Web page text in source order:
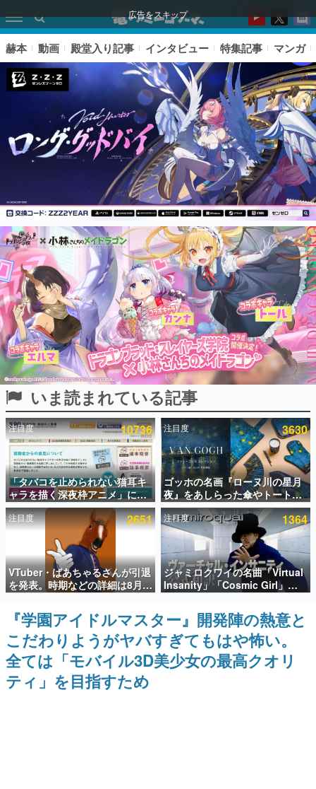
広告をスキップ
ピックアップ
電ファミのいま読まれている記事ランキング
アプリセール情報
インタビュー
連載・特集一覧
殿堂入り記事
SNS拡散数が数千以上！ ページビュー数万以上！ などな
ど。多くの人々に読まれた、電ファミ渾身の“殿堂入り”記
事をまとめました。
ゲームの企画書
名作ゲームクリエイターの方々に製作時のエピソードをお
聞きし、ヒットする企画（ゲーム）とは何か？を探ってい
きます。
赫本
この物語を解いてはいけない。『赫本』は、〈試験問題〉
の形をした短編ホラー小説集です。
新世代に訊く
これからのデジタルゲーム市場を担う若きクリエイター達
の姿を追い、彼らのルーツと情熱を探っていきます。
ゲーム世代の作家たち
ゲームに多大な影響を受けた作家さんに取材し、ゲームが
日本のコンテンツ産業やカルチャーに与えた影響を探る企
画です。
日本モバイルゲーム産業史
日本のモバイルゲーム史における主要なトピック・タイト
赫本 動画 殿堂入り記事 インタビュー 特集記事 マンガ
いま読まれている記事
注目度 10736
「タバコを止められない猫耳キ
ャラを描く深夜枠アニメ」に視
聴者の一部から批判意見。違法
薬物の使用と思しき描写も含め
て、BPOが議論を交わす
注目度 3630
ゴッホの名画『ローヌ川の星月
夜』をあしらった傘やトートバ
ッグなどが登場。8月7日21時よ
り2日間限定で予約販売
注目度 2651
VTuber・ばあちゃるさんが引退
を発表。時期などの詳細は8月9
日15時からの配信で説明
注目度 1364
ジャミロクワイの名曲「Virtual
Insanity」「Cosmic Girl」
「Canned Heat」公式日本語字
幕付きMVがいきなり公開！
「SUMMER SONIC 2026」での
9年ぶりとなる日本公演を記念し
て
『学園アイドルマスター』開発陣の熱意と
こだわりようがヤバすぎてもはや怖い。
全ては「モバイル3D美少女の最高クオリ
ティ」を目指すため